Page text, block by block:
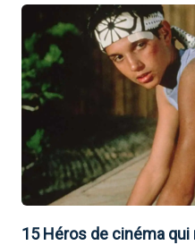
15 Héros de cinéma qui